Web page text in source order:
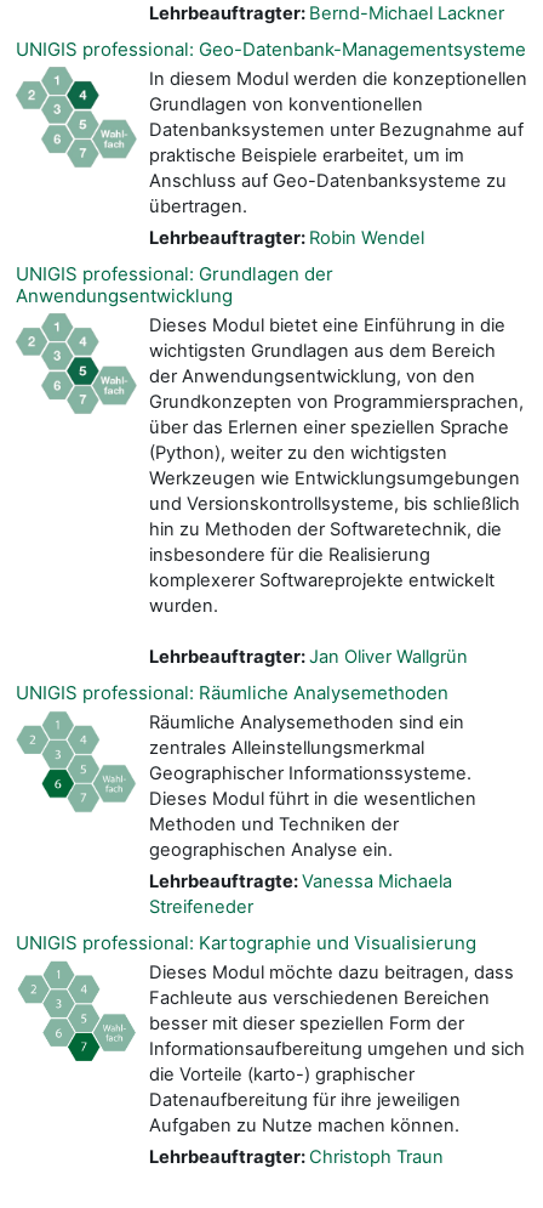
Lehrbeauftragter: Bernd-Michael Lackner
UNIGIS professional: Geo-Datenbank-Managementsysteme
In diesem Modul werden die konzeptionellen
Grundlagen von konventionellen
Datenbanksystemen unter Bezugnahme auf
praktische Beispiele erarbeitet, um im
Anschluss auf Geo-Datenbanksysteme zu
übertragen.
Lehrbeauftragter: Robin Wendel
UNIGIS professional: Grundlagen der
Anwendungsentwicklung
Dieses Modul bietet eine Einführung in die
wichtigsten Grundlagen aus dem Bereich
der Anwendungsentwicklung, von den
Grundkonzepten von Programmiersprachen,
über das Erlernen einer speziellen Sprache
(Python), weiter zu den wichtigsten
Werkzeugen wie Entwicklungsumgebungen
und Versionskontrollsysteme, bis schließlich
hin zu Methoden der Softwaretechnik, die
insbesondere für die Realisierung
komplexerer Softwareprojekte entwickelt
wurden.
Lehrbeauftragter:Jan Oliver Wallgrün
UNIGIS professional: Räumliche Analysemethoden
Räumliche Analysemethoden sind ein
zentrales Alleinstellungsmerkmal
Geographischer Informationssysteme.
Dieses Modul führt in die wesentlichen
Methoden und Techniken der
geographischen Analyse ein.
Lehrbeauftragte:Vanessa Michaela
Streifeneder
UNIGIS professional: Kartographie und Visualisierung
Dieses Modul möchte dazu beitragen, dass
Fachleute aus verschiedenen Bereichen
besser mit dieser speziellen Form der
Informationsaufbereitung umgehen und sich
die Vorteile (karto-) graphischer
Datenaufbereitung für ihre jeweiligen
Aufgaben zu Nutze machen können.
Lehrbeauftragter:Christoph Traun